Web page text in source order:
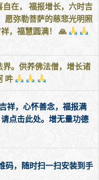
在， 福报增长，六时吉
愿弥勒菩萨的慈悲光明照
，福慧圆满！ 🙏
。供养佛法僧，增长诸
吽
祥，心怀善念，福报满
点击此处。增无量功德
码，随时扫一扫安装到手